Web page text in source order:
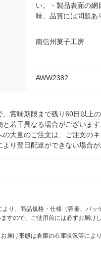
い。・製品表面の網
味、品質には問題あ
南信州菓子工房
AWW2382
賞味期限まで残り60日以上
若干異なる場合がございま
大量のご注文は、ご注文の
り翌日配達ができない場合が
り、商品規格・仕様（容量、パッ
すので、ご使用前には必ずお届け
届け形態は倉庫の在庫状況等によ